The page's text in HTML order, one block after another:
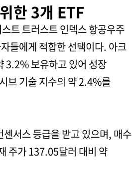
한 3개 ETF
트 트러스트 인덱스 항공우주
들에게 적합한 선택이다. 아크
3.2% 보유하고 있어 성장
브 기술 지수의 약 2.4%를
서스 등급을 받고 있으며, 매수
주가 137.05달러 대비 약